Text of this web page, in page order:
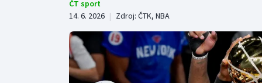
Cyklistika
Boby a skeleton
Box
ČT sport
14. 6. 2026 | Zdroj: ČTK, NBA